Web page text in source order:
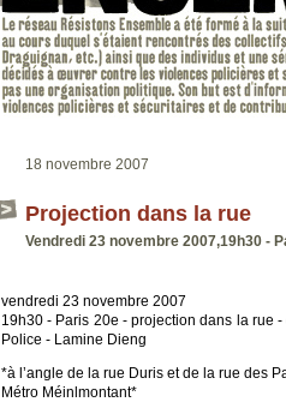
18 novembre 2007
Projection dans la rue
Vendredi 23 novembre 2007,19h30 -
vendredi 23 novembre 2007
19h30 - Paris 20e - projection dans la rue
Police - Lamine Dieng
*à l’angle de la rue Duris et de la rue des
Métro Méinlmontant*